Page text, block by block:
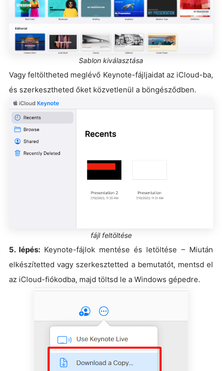
Sablon kiválasztása
Vagy feltöltheted meglévő Keynote-fájljaidat az iCloud-ba,
és szerkesztheted őket közvetlenül a böngésződben.
fájl feltöltése
5. lépés: Keynote-fájlok mentése és letöltése – Miután
elkészítetted vagy szerkesztetted a bemutatót, mentsd el
az iCloud-fiókodba, majd töltsd le a Windows gépedre.